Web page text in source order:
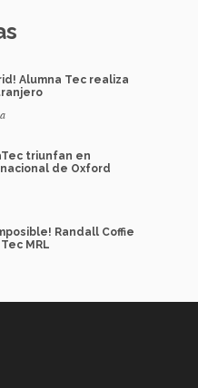
Alumna Tec realiza
triunfan en
de Oxford
Randall Coffie
MRL